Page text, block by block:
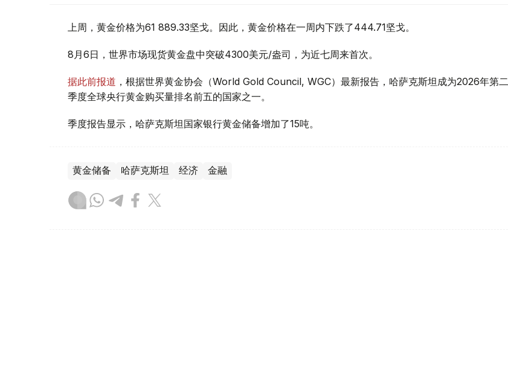
上周，黄金价格为61 889.33坚戈。因此，黄金价格在一周内下跌了444.71坚戈。
8月6日，世界市场现货黄金盘中突破4300美元/盎司，为近七周来首次。
据此前报道 ，根据世界黄金协会（World Gold Council, WGC）最新报告，哈萨克斯坦成为2026年第二
季度全球央行黄金购买量排名前五的国家之一。
季度报告显示，哈萨克斯坦国家银行黄金储备增加了15吨。
黄金储备 哈萨克斯坦 经济 金融